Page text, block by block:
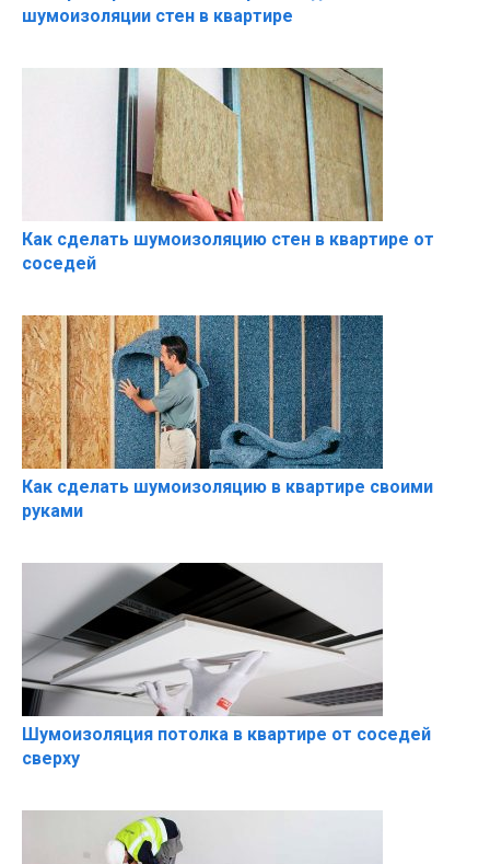
шумоизоляции стен в квартире
Как сделать шумоизоляцию стен в квартире от
соседей
Как сделать шумоизоляцию в квартире своими
руками
Шумоизоляция потолка в квартире от соседей
сверху